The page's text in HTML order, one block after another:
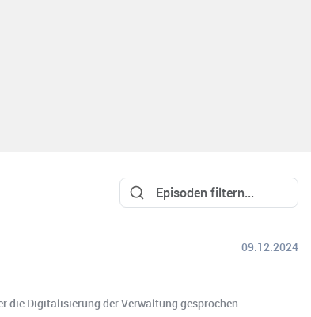
09.12.2024
die Digitalisierung der Verwaltung gesprochen.